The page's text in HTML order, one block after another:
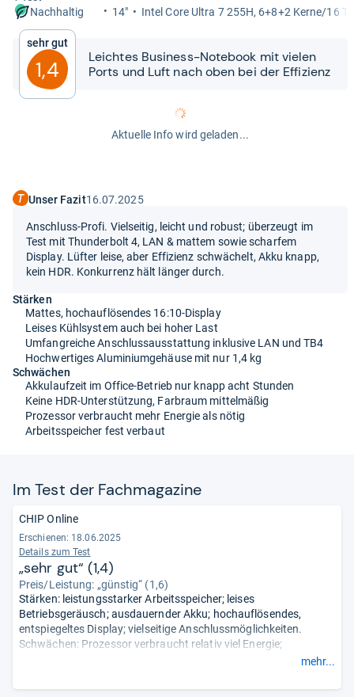
Nachhaltig
14" Intel Core Ultra 7 255H, 6+8+2 Kerne/16
Sehr gut
1,4
Leich­tes Busi­ness-​​Note­book mit vie­len
Ports und Luft nach oben bei der Effi­zi­enz
Aktuelle Info wird geladen...
Unser Fazit16.07.2025
Anschluss-Profi. Vielseitig, leicht und robust; überzeugt im
Test mit Thunderbolt 4, LAN & mattem sowie scharfem
Display. Lüfter leise, aber Effizienz schwächelt, Akku knapp,
kein HDR. Konkurrenz hält länger durch.
Stärken
Mattes, hochauflösendes 16:10-Display
Leises Kühlsystem auch bei hoher Last
Umfangreiche Anschlussausstattung inklusive LAN und TB4
Hochwertiges Aluminiumgehäuse mit nur 1,4 kg
Schwächen
Akkulaufzeit im Office-Betrieb nur knapp acht Stunden
Keine HDR-Unterstützung, Farbraum mittelmäßig
Prozessor verbraucht mehr Energie als nötig
Arbeitsspeicher fest verbaut
Im Test der Fach­ma­ga­zine
CHIP Online
Erschienen: 18.06.2025
Details zum Test
„sehr gut“ (1,4)
Preis/Leistung: „günstig“ (1,6)
Stärken: leistungsstarker Arbeitsspeicher; leises
Betriebsgeräusch; ausdauernder Akku; hochauflösendes,
entspiegeltes Display; vielseitige Anschlussmöglichkeiten.
Schwächen: Prozessor verbraucht relativ viel Energie;
abgedeckt.- Zusammengefasst durch unsere Redaktion.
mehr...